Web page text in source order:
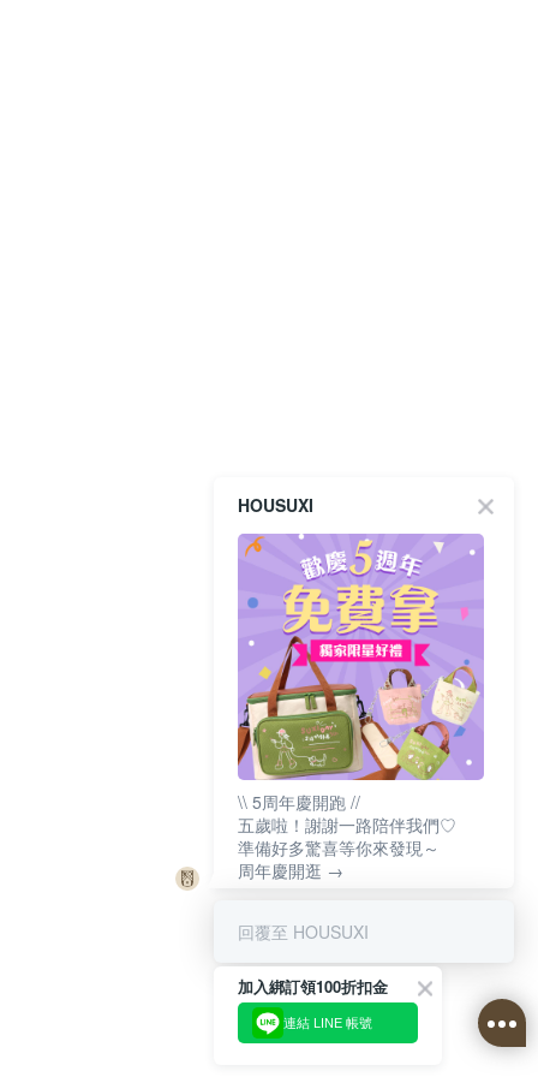
HOUSUXI
\\ 5周年慶開跑 //
五歲啦！謝謝一路陪伴我們♡
準備好多驚喜等你來發現～
周年慶開逛 →
回覆至 HOUSUXI
加入綁訂領100折扣金
連結 LINE 帳號